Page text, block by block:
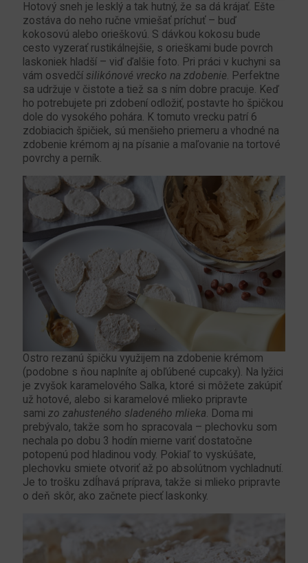
Hotový sneh je lesklý a tak hutný, že sa dá krájať. Ešte
zostáva do neho ručne vmiešať príchuť – buď
kokosovú alebo orieškovú. S dávkou kokosu bude
cesto vyzerať rustikálnejšie, s orieškami bude povrch
laskoniek hladší – viď ďalšie foto. Pri práci v kuchyni sa
vám osvedčí silikónové vrecko na zdobenie. Perfektne
sa udržuje v čistote a tiež sa s ním dobre pracuje. Keď
ho potrebujete pri zdobení odložiť, postavte ho špičkou
dole do vysokého pohára. K tomuto vrecku patrí 6
zdobiacich špičiek, sú menšieho priemeru a vhodné na
zdobenie krémom aj na písanie a maľovanie na tortové
povrchy a perník.
Ostro rezanú špičku využijem na zdobenie krémom
(podobne s ňou naplníte aj obľúbené cupcaky). Na lyžici
je zvyšok karamelového Salka, ktoré si môžete zakúpiť
už hotové, alebo si karamelové mlieko pripravte
sami zo zahusteného sladeného mlieka. Doma mi
prebývalo, takže som ho spracovala – plechovku som
nechala po dobu 3 hodín mierne variť dostatočne
potopenú pod hladinou vody. Pokiaľ to vyskúšate,
plechovku smiete otvoriť až po absolútnom vychladnutí.
Je to trošku zdĺhavá príprava, takže si mlieko pripravte
o deň skôr, ako začnete piecť laskonky.